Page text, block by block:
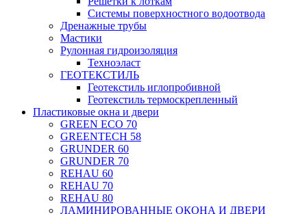
Системы поверхностного водоотвода
Дренажные трубы
Мастики
Рулонная гидроизоляция
Техноэласт
ГЕОТЕКСТИЛЬ
Геотекстиль иглопробивной
Геотекстиль термоскрепленный
Пластиковые окна и двери
GREEN ECO 70
GREENTECH 58
GRUNDER 60
GRUNDER 70
REHAU 60
REHAU 70
REHAU 80
ЛАМИНИРОВАННЫЕ ОКОНА И ДВЕРИ